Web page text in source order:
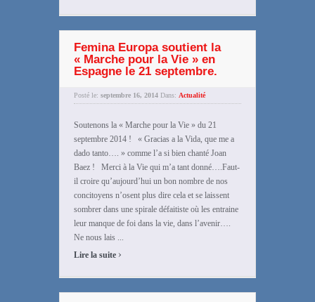
Femina Europa soutient la
« Marche pour la Vie » en
Espagne le 21 septembre.
Posté le: septembre 16, 2014 Dans: Actualité
Soutenons la « Marche pour la Vie » du 21
septembre 2014 ! « Gracias a la Vida, que me a
dado tanto…. » comme l’a si bien chanté Joan
Baez ! Merci à la Vie qui m’a tant donné….Faut-
il croire qu’aujourd’hui un bon nombre de nos
concitoyens n’osent plus dire cela et se laissent
sombrer dans une spirale défaitiste où les entraine
leur manque de foi dans la vie, dans l’avenir….
Ne nous lais ...
Lire la suite ›